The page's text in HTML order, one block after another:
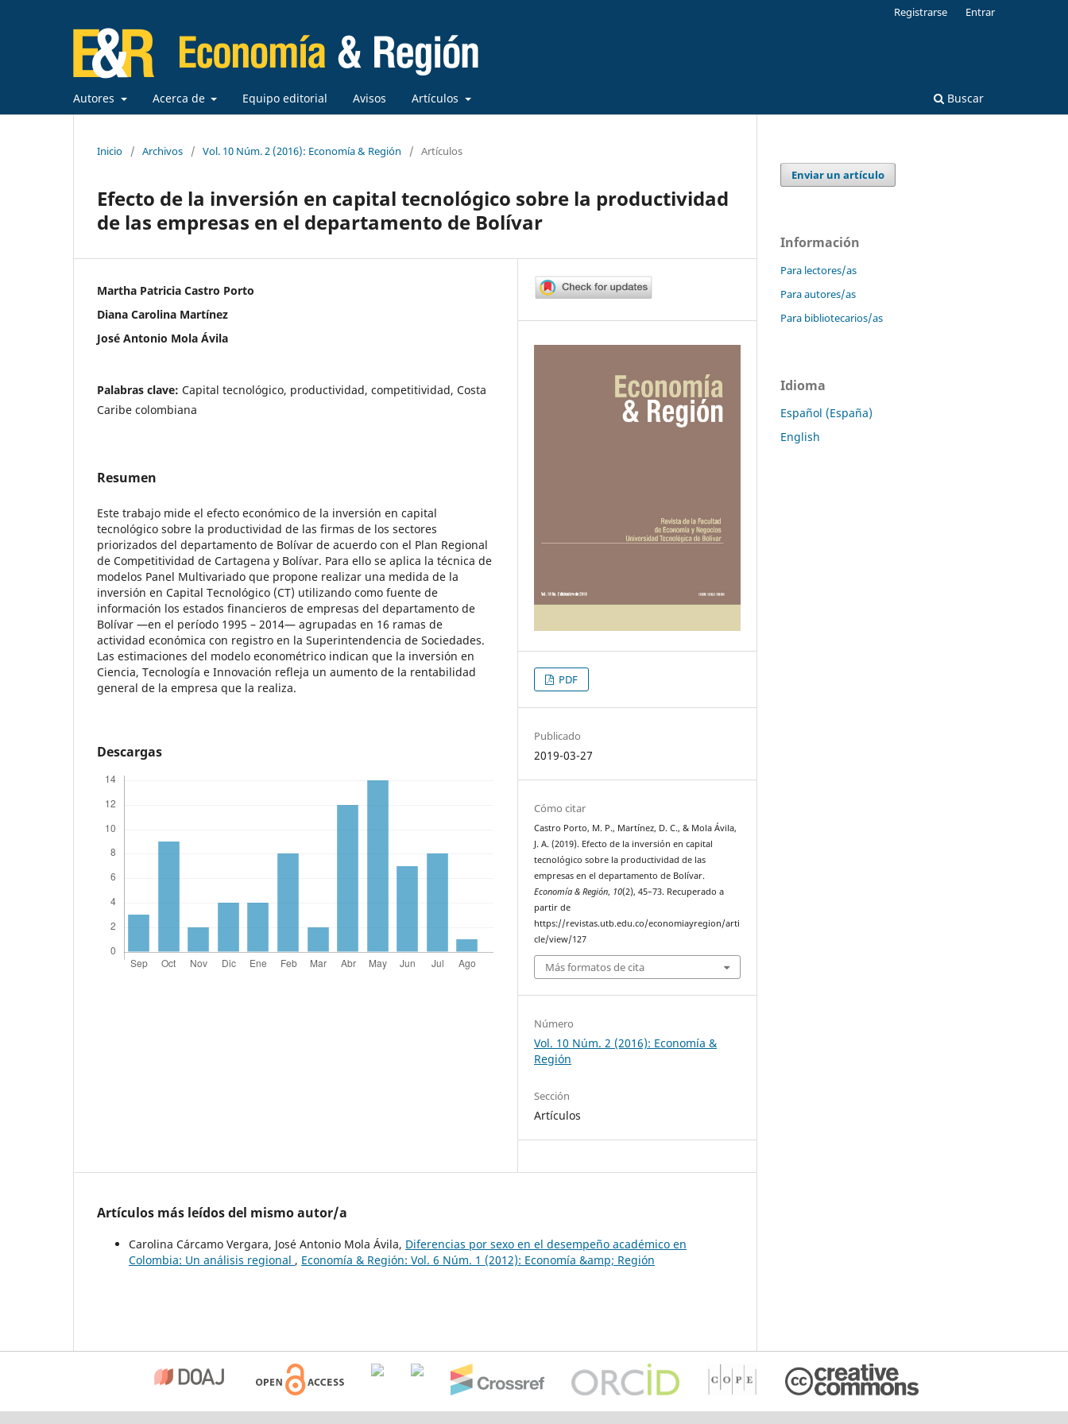
Autores Acerca de Equipo editorial Avisos Artículos Buscar
Registrarse Entrar
Inicio / Archivos / Vol. 10 Núm. 2 (2016): Economía & Región / Artículos
Efecto de la inversión en capital tecnológico sobre la productividad
de las empresas en el departamento de Bolívar
Martha Patricia Castro Porto
Diana Carolina Martínez
José Antonio Mola Ávila
Palabras clave: Capital tecnológico, productividad, competitividad, Costa
Caribe colombiana
Resumen
Este trabajo mide el efecto económico de la inversión en capital
tecnológico sobre la productividad de las firmas de los sectores
priorizados del departamento de Bolívar de acuerdo con el Plan Regional
de Competitividad de Cartagena y Bolívar. Para ello se aplica la técnica de
modelos Panel Multivariado que propone realizar una medida de la
inversión en Capital Tecnológico (CT) utilizando como fuente de
información los estados financieros de empresas del departamento de
Bolívar —en el período 1995 – 2014— agrupadas en 16 ramas de
actividad económica con registro en la Superintendencia de Sociedades.
Las estimaciones del modelo econométrico indican que la inversión en
Ciencia, Tecnología e Innovación refleja un aumento de la rentabilidad
general de la empresa que la realiza.
Descargas
PDF
Publicado
2019-03-27
Cómo citar
Castro Porto, M. P., Martínez, D. C., & Mola Ávila,
J. A. (2019). Efecto de la inversión en capital
tecnológico sobre la productividad de las
empresas en el departamento de Bolívar.
Economía & Región, 10(2), 45–73. Recuperado a
partir de
https://revistas.utb.edu.co/economiayregion/arti
cle/view/127
Más formatos de cita
Número
Vol. 10 Núm. 2 (2016): Economía &
Región
Sección
Artículos
Artículos más leídos del mismo autor/a
Carolina Cárcamo Vergara, José Antonio Mola Ávila, Diferencias por sexo en el desempeño académico en
Colombia: Un análisis regional , Economía & Región: Vol. 6 Núm. 1 (2012): Economía &amp; Región
Enviar un artículo
Información
Para lectores/as
Para autores/as
Para bibliotecarios/as
Idioma
Español (España)
English